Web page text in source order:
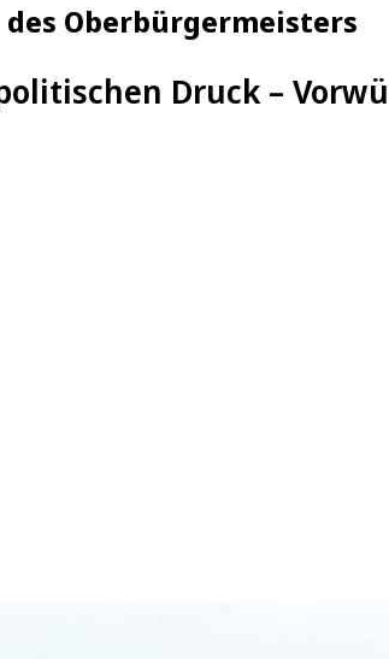
Oberbürgermeisters
Druck –